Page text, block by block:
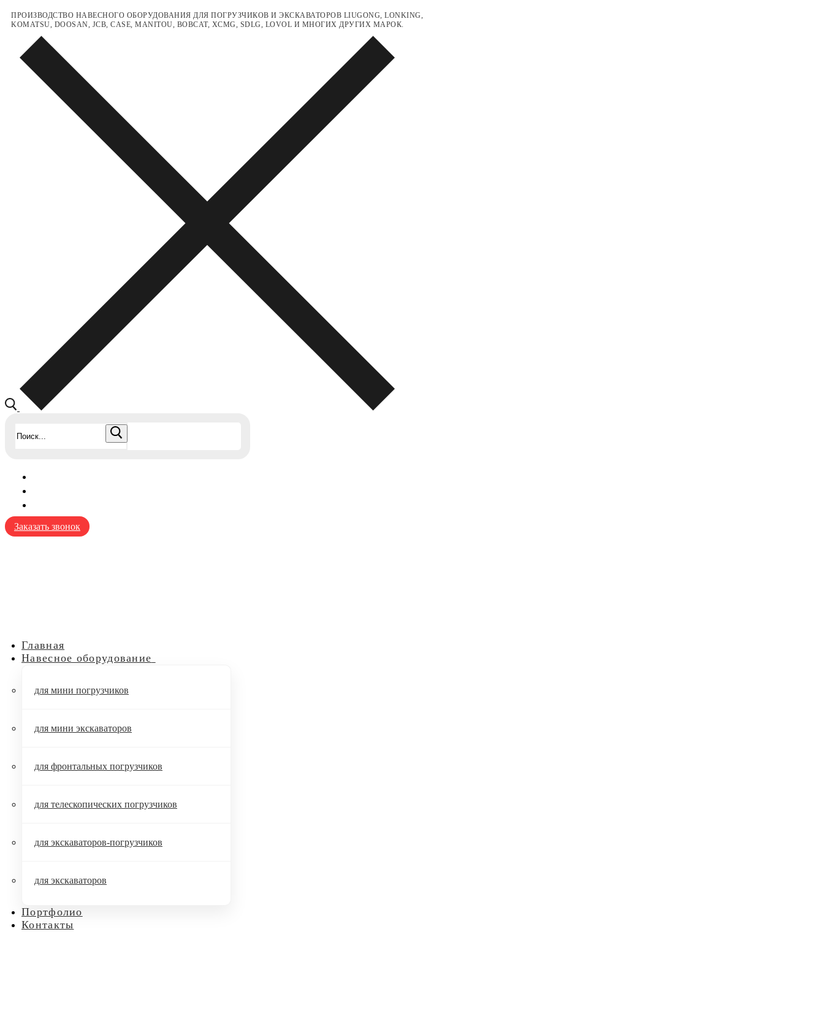
Перейти
содержимому
Меню
Закрыть
ПРОИЗВОДСТВО НАВЕСНОГО ОБОРУДОВАНИЯ ДЛЯ ПОГРУЗЧИКОВ И ЭКСКАВАТОРОВ LIUGONG, LONKING,
KOMATSU, DOOSAN, JCB, CASE, MANITOU, BOBCAT, XCMG, SDLG, LOVOL И МНОГИХ ДРУГИХ МАРОК.
Заказать звонок
Главная
Навесное оборудование
для мини погрузчиков
для мини экскаваторов
для фронтальных погрузчиков
для телескопических погрузчиков
для экскаваторов-погрузчиков
для экскаваторов
Портфолио
Контакты